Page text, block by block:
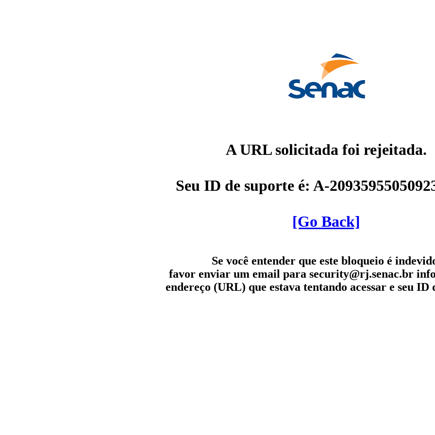
A URL solicitada foi rejeitada.
Seu ID de suporte é: A-
[Go Back]
Se você entender que este bloqueio é
favor enviar um email para security@rj.senac.br
endereço (URL) que estava tentando acessar e seu ID